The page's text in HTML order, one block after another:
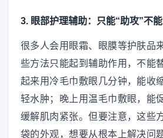
3. 眼部护理辅助：只能“助攻”不
很多人会用眼霜、眼膜等护肤品
些方法只能起到辅助作用，不能
起来用冷毛巾敷眼几分钟，能收
轻水肿；晚上用温毛巾敷眼，能
缓解肌肉紧张。但要注意，这些
袋的外观，想要从根本上解决问